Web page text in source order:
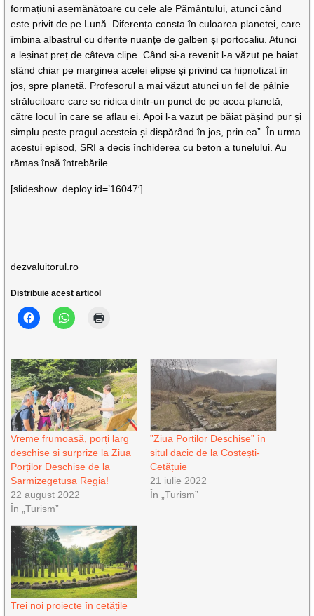
formațiuni asemănătoare cu cele ale Pământului, atunci când
este privit de pe Lună. Diferența consta în culoarea planetei, care
îmbina albastrul cu diferite nuanțe de galben și portocaliu. Atunci
a leșinat preț de câteva clipe. Când și-a revenit l-a văzut pe baiat
stând chiar pe marginea acelei elipse și privind ca hipnotizat în
jos, spre planetă. Profesorul a mai văzut atunci un fel de pâlnie
strălucitoare care se ridica dintr-un punct de pe acea planetă,
către locul în care se aflau ei. Apoi l-a vazut pe băiat pășind pur și
simplu peste pragul acesteia și dispărând în jos, prin ea”. În urma
acestui episod, SRI a decis închiderea cu beton a tunelului. Au
rămas însă întrebările…
[slideshow_deploy id=’16047′]
dezvaluitorul.ro
Distribuie acest articol
Vreme frumoasă, porți larg
deschise și surprize la Ziua
Porților Deschise de la
Sarmizegetusa Regia!
22 august 2022
În „Turism”
”Ziua Porților Deschise” în
situl dacic de la Costești-
Cetățuie
21 iulie 2022
În „Turism”
Trei noi proiecte în cetățile